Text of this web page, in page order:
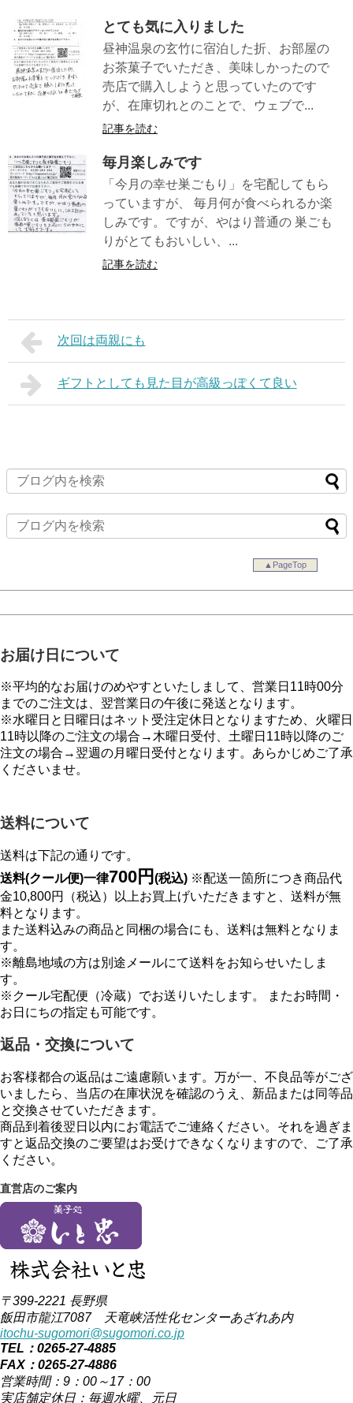
とても気に入りました
昼神温泉の玄竹に宿泊した折、お部屋の
お茶菓子でいただき、美味しかったので
売店で購入しようと思っていたのです
が、在庫切れとのことで、ウェブで...
記事を読む
毎月楽しみです
「今月の幸せ巣ごもり」を宅配してもら
っていますが、 毎月何が食べられるか楽
しみです。ですが、やはり普通の 巣ごも
りがとてもおいしい、...
記事を読む
次回は両親にも
ギフトとしても見た目が高級っぽくて良い
▲PageTop
お届け日について
※平均的なお届けのめやすといたしまして、営業日11時00分
までのご注文は、翌営業日の午後に発送となります。
※水曜日と日曜日はネット受注定休日となりますため、火曜日
11時以降のご注文の場合→木曜日受付、土曜日11時以降のご
注文の場合→翌週の月曜日受付となります。あらかじめご了承
くださいませ。
送料について
送料は下記の通りです。
送料(クール便)一律700円 (税込) ※配送一箇所につき商品代
金10,800円（税込）以上お買上げいただきますと、送料が無
料となります。
また送料込みの商品と同梱の場合にも、送料は無料となりま
す。
※離島地域の方は別途メールにて送料をお知らせいたしま
す。
※クール宅配便（冷蔵）でお送りいたします。 またお時間・
お日にちの指定も可能です。
返品・交換について
お客様都合の返品はご遠慮願います。万が一、不良品等がござ
いましたら、当店の在庫状況を確認のうえ、新品または同等品
と交換させていただきます。
商品到着後翌日以内にお電話でご連絡ください。それを過ぎま
すと返品交換のご要望はお受けできなくなりますので、ご了承
ください。
直営店のご案内
〒399-2221 長野県
飯田市龍江7087 天竜峡活性化センターあざれあ内
itochu-sugomori@sugomori.co.jp
TEL：0265-27-4885
FAX：0265-27-4886
営業時間：9：00～17：00
実店舗定休日：毎週水曜、元日